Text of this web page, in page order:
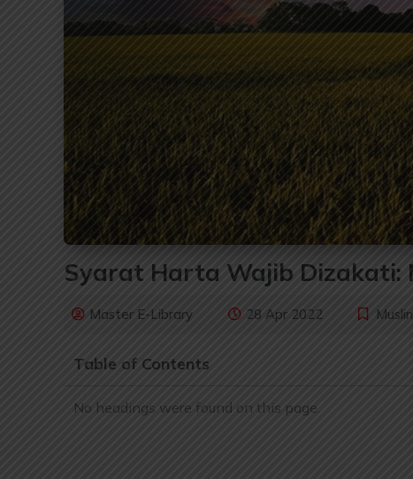
Syarat Harta Wajib Dizakati:
Master E-Library 28 Apr 2022
Table of Contents
No headings were found on this page.